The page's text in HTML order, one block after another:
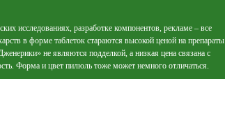
исследованиях, разработке компонентов, рекламе – все
в форме таблеток стараются высокой ценой на препараты
не являются подделкой, а низкая цена связана с
Форма и цвет пилюль тоже может немного отличаться.